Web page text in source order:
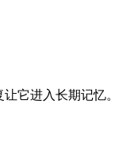
它进入长期记忆。